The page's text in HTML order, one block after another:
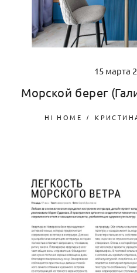
15 марта
Морской берег
HI HOME